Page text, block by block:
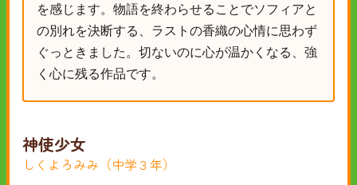
を感じます。物語を終わらせることでソフィアと
の別れを決断する、ラストの香織の心情に思わず
ぐっときました。切ないのに心が温かくなる、強
く心に残る作品です。
神使少女
しくよろみみ（中学３年）